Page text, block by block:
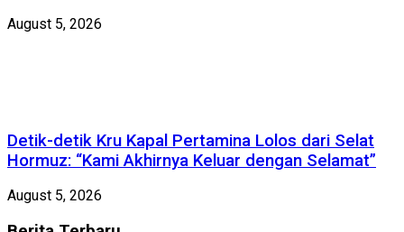
August 5, 2026
Detik-detik Kru Kapal Pertamina Lolos dari Selat
Hormuz: “Kami Akhirnya Keluar dengan Selamat”
August 5, 2026